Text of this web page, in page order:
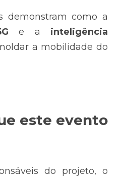
e a inteligência
a mobilidade do
este evento
do projeto, o